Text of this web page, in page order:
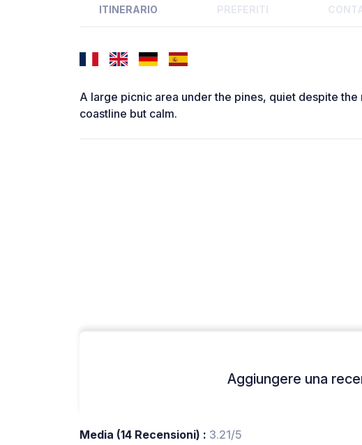
ITINERARIO PREFERITI
A large picnic area under the pines, quiet despite
coastline but calm.
Aggiungere una
Media (14 Recensioni) : 3.21/5